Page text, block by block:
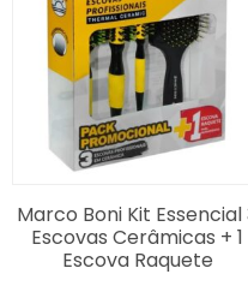
Marco Boni Kit Essencial
Escovas Cerâmicas + 1
Escova Raquete